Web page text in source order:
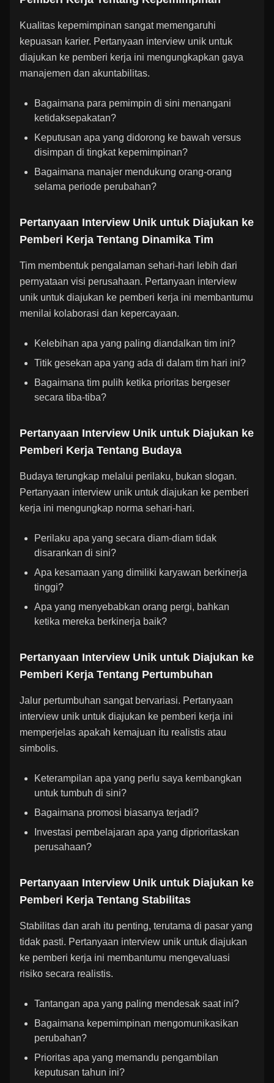
Kualitas kepemimpinan sangat memengaruhi
kepuasan karier. Pertanyaan interview unik untuk
diajukan ke pemberi kerja ini mengungkapkan gaya
manajemen dan akuntabilitas.
Bagaimana para pemimpin di sini menangani
ketidaksepakatan?
Keputusan apa yang didorong ke bawah versus
disimpan di tingkat kepemimpinan?
Bagaimana manajer mendukung orang-orang
selama periode perubahan?
Pertanyaan Interview Unik untuk Diajukan ke
Pemberi Kerja Tentang Dinamika Tim
Tim membentuk pengalaman sehari-hari lebih dari
pernyataan visi perusahaan. Pertanyaan interview
unik untuk diajukan ke pemberi kerja ini membantumu
menilai kolaborasi dan kepercayaan.
Kelebihan apa yang paling diandalkan tim ini?
Titik gesekan apa yang ada di dalam tim hari ini?
Bagaimana tim pulih ketika prioritas bergeser
secara tiba-tiba?
Pertanyaan Interview Unik untuk Diajukan ke
Pemberi Kerja Tentang Budaya
Budaya terungkap melalui perilaku, bukan slogan.
Pertanyaan interview unik untuk diajukan ke pemberi
kerja ini mengungkap norma sehari-hari.
Perilaku apa yang secara diam-diam tidak
disarankan di sini?
Apa kesamaan yang dimiliki karyawan berkinerja
tinggi?
Apa yang menyebabkan orang pergi, bahkan
ketika mereka berkinerja baik?
Pertanyaan Interview Unik untuk Diajukan ke
Pemberi Kerja Tentang Pertumbuhan
Jalur pertumbuhan sangat bervariasi. Pertanyaan
interview unik untuk diajukan ke pemberi kerja ini
memperjelas apakah kemajuan itu realistis atau
simbolis.
Keterampilan apa yang perlu saya kembangkan
untuk tumbuh di sini?
Bagaimana promosi biasanya terjadi?
Investasi pembelajaran apa yang diprioritaskan
perusahaan?
Pertanyaan Interview Unik untuk Diajukan ke
Pemberi Kerja Tentang Stabilitas
Stabilitas dan arah itu penting, terutama di pasar yang
tidak pasti. Pertanyaan interview unik untuk diajukan
ke pemberi kerja ini membantumu mengevaluasi
risiko secara realistis.
Tantangan apa yang paling mendesak saat ini?
Bagaimana kepemimpinan mengomunikasikan
perubahan?
Prioritas apa yang memandu pengambilan
keputusan tahun ini?